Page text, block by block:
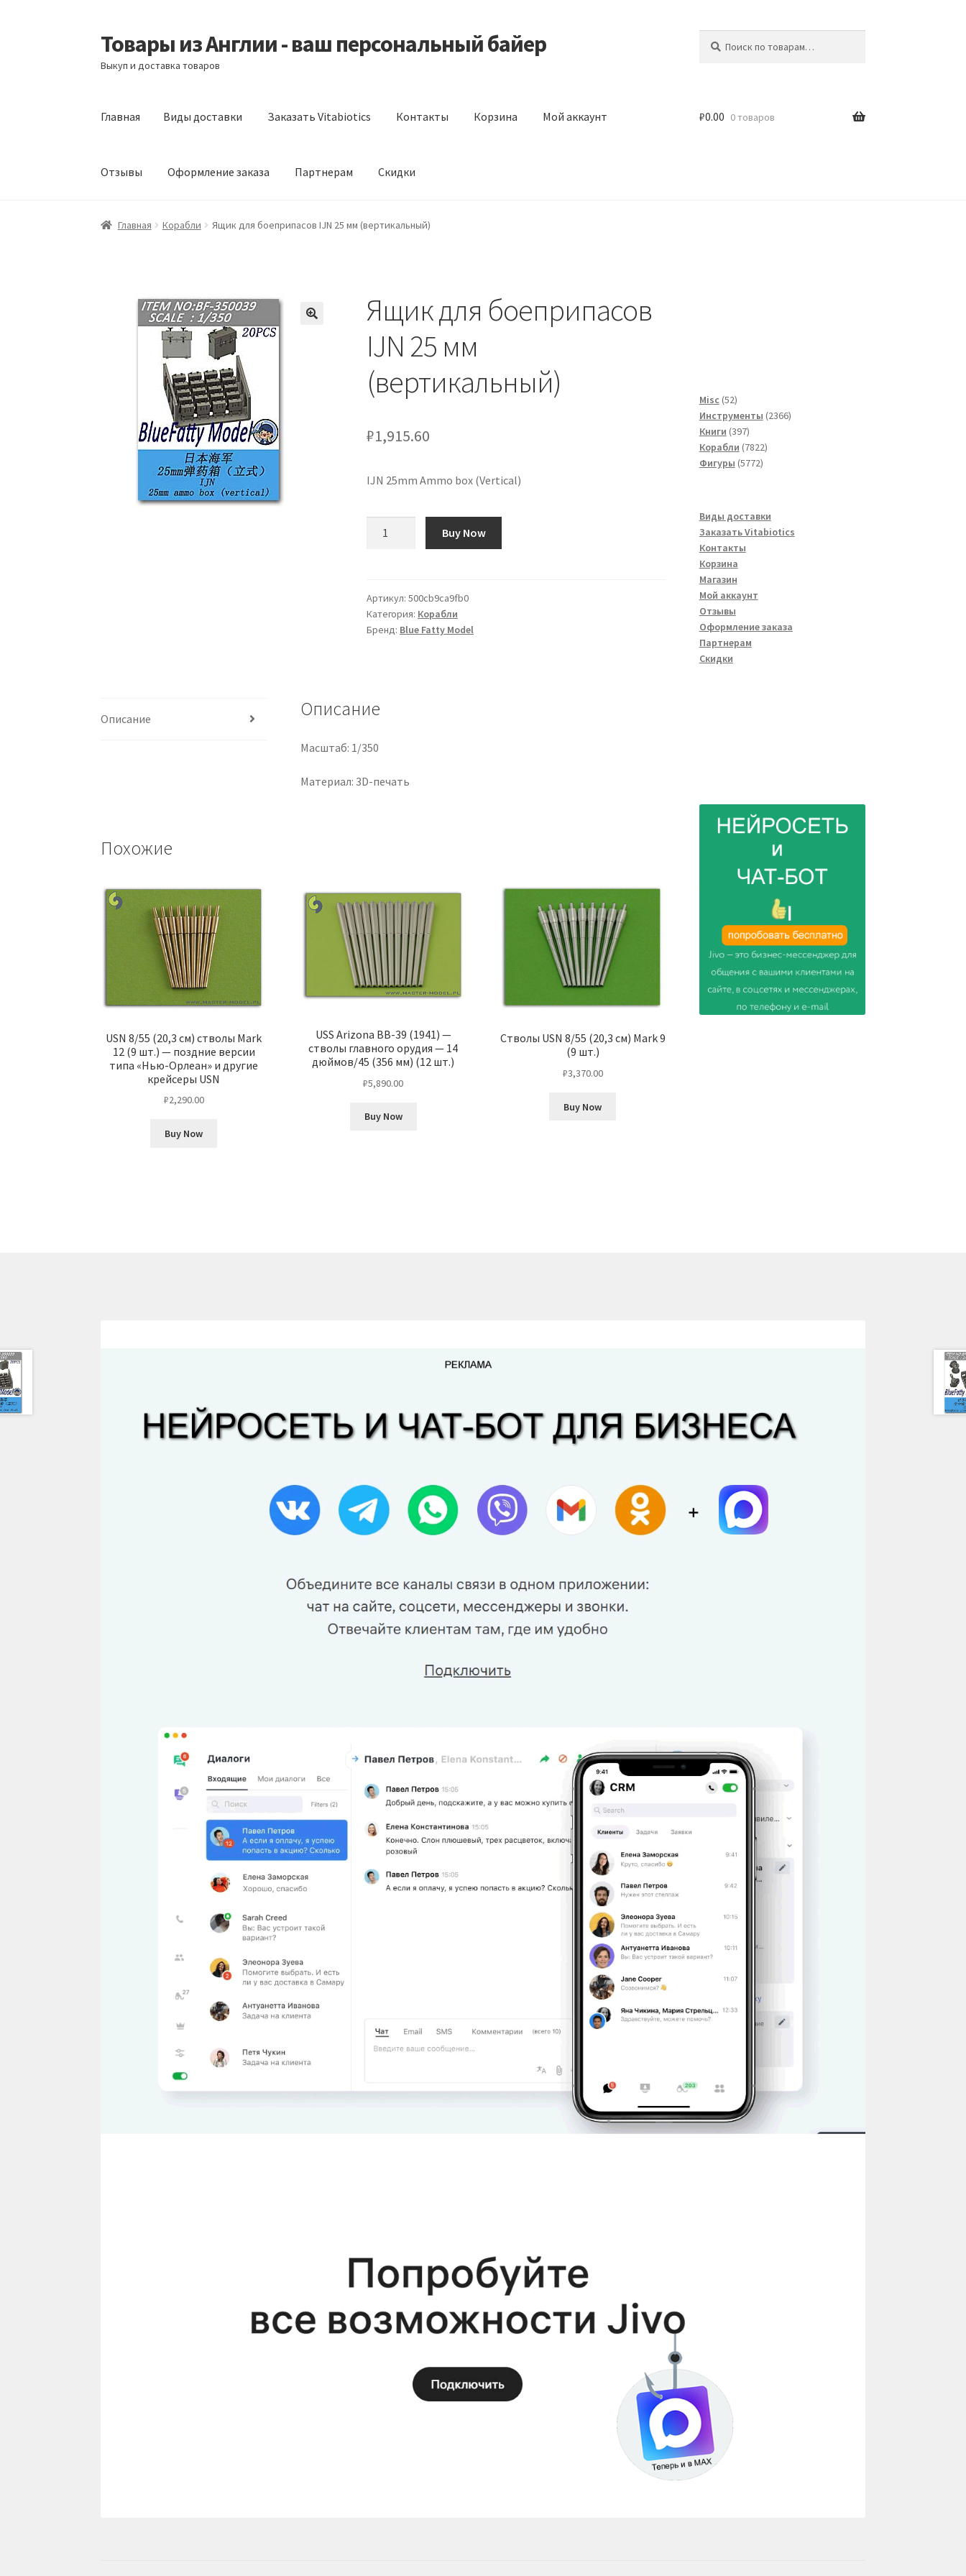
Перейти
к
навигации
Перейти
к
содержимому
Товары из Англии - ваш персональный байер
Выкуп и доставка товаров
Главная Виды доставки Заказать Vitabiotics Контакты Корзина Мой аккаунт
Отзывы Оформление заказа Партнерам Скидки
Главная Виды доставки Заказать VitabioticsКонтакты КорзинаМой аккаунт
₽0.00 0 товаров
Главная Корабли Ящик для боеприпасов IJN 25 мм (вертикальный)
Ящик для боеприпасов
IJN 25 мм
(вертикальный)
₽1,915.60
IJN 25mm Ammo box (Vertical)
боеприпасов
IJN
25
Buy Now
Артикул:500cb9ca9fb0
Категория: Корабли
Бренд: Blue Fatty Model
Описание Описание
Масштаб: 1/350
Материал: 3D-печать
Похожие
USN 8/55 (20,3 см) стволы Mark
12 (9 шт.) — поздние версии
типа «Нью-Орлеан» и другие
крейсеры USN
₽2,290.00
Buy Now
USS Arizona BB-39 (1941) —
стволы главного орудия — 14
дюймов/45 (356 мм) (12 шт.)
₽5,890.00
Buy Now
Стволы USN 8/55 (20,3 см) Mark 9
(9 шт.)
₽3,370.00
Buy Now
Misc 5252
товара
Инструменты 23662366
Книги 397397
товаров
Корабли 78227822
Фигуры 57725772
Виды доставки
Заказать Vitabiotics
Контакты
Корзина
Магазин
Мой аккаунт
Отзывы
Оформление заказа
Партнерам
Скидки